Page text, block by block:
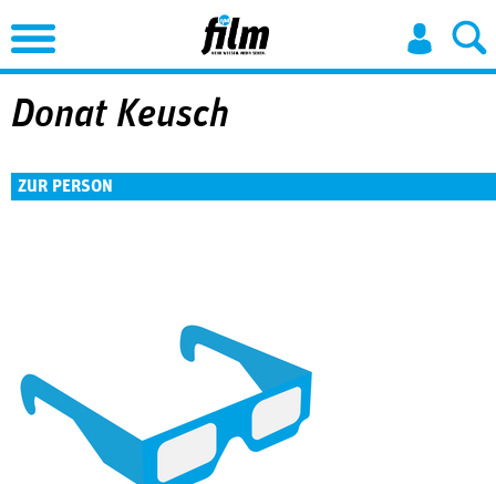
Jump to Navigation
Donat Keusch
ZUR PERSON